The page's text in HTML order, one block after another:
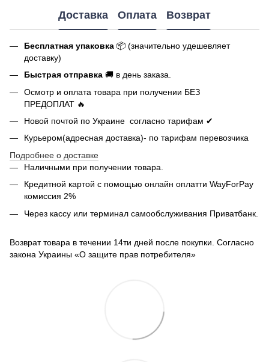
Доставка Оплата Возврат
Бесплатная упаковка 📦 (значительно удешевляет
доставку)
Быстрая отправка 🚚 в день заказа.
Осмотр и оплата товара при получении БЕЗ
ПРЕДОПЛАТ 🔥
Новой почтой по Украине согласно тарифам ✔
Курьером(адресная доставка)- по тарифам перевозчика
Подробнее о доставке
Наличными при получении товара.
Кредитной картой с помощью онлайн оплатти WayForPay
комиссия 2%
Через кассу или терминал самообслуживания Приватбанк.
Возврат товара в течении 14ти дней после покупки. Согласно
закона Украины «О защите прав потребителя»